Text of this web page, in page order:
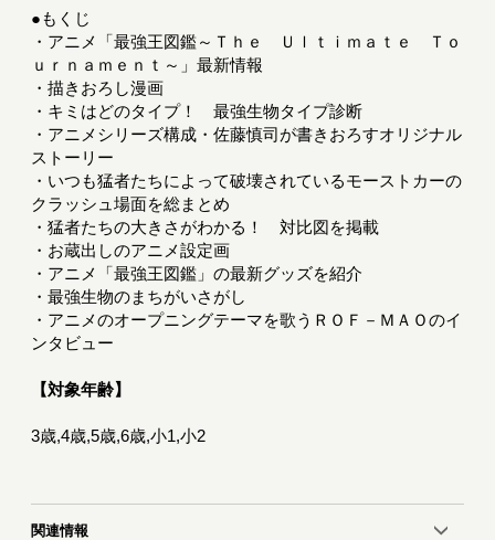
●もくじ
・アニメ「最強王図鑑～Ｔｈｅ Ｕｌｔｉｍａｔｅ Ｔｏ
ｕｒｎａｍｅｎｔ～」最新情報
・描きおろし漫画
・キミはどのタイプ！ 最強生物タイプ診断
・アニメシリーズ構成・佐藤慎司が書きおろすオリジナル
ストーリー
・いつも猛者たちによって破壊されているモーストカーの
クラッシュ場面を総まとめ
・猛者たちの大きさがわかる！ 対比図を掲載
・お蔵出しのアニメ設定画
・アニメ「最強王図鑑」の最新グッズを紹介
・最強生物のまちがいさがし
・アニメのオープニングテーマを歌うＲＯＦ－ＭＡＯのイ
ンタビュー
【対象年齢】
3歳,4歳,5歳,6歳,小1,小2
関連情報